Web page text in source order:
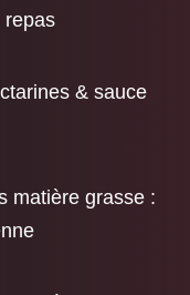
repas
& sauce
matière grasse :